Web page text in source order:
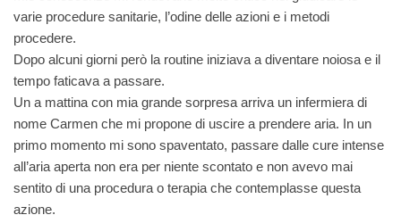
varie procedure sanitarie, l’odine delle azioni e i metodi
procedere.
Dopo alcuni giorni però la routine iniziava a diventare noiosa e il
tempo faticava a passare.
Un a mattina con mia grande sorpresa arriva un infermiera di
nome Carmen che mi propone di uscire a prendere aria. In un
primo momento mi sono spaventato, passare dalle cure intense
all’aria aperta non era per niente scontato e non avevo mai
sentito di una procedura o terapia che contemplasse questa
azione.